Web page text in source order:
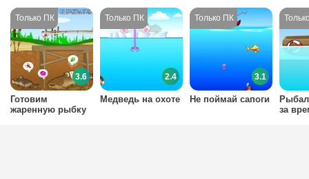
Готовим
жаренную рыбку
3.6
Медведь на охоте
2.4
Не поймай сапоги
3.1
за